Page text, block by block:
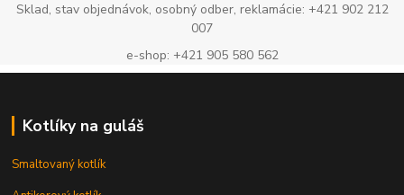
Sklad, stav objednávok, osobný odber, reklamácie: +421 902 212
007
e-shop: +421 905 580 562
Kotlíky na guláš
Smaltovaný kotlík